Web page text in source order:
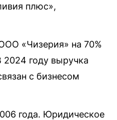
плюс»,
«Чизерия» на 70%
году выручка
с бизнесом
года. Юридическое